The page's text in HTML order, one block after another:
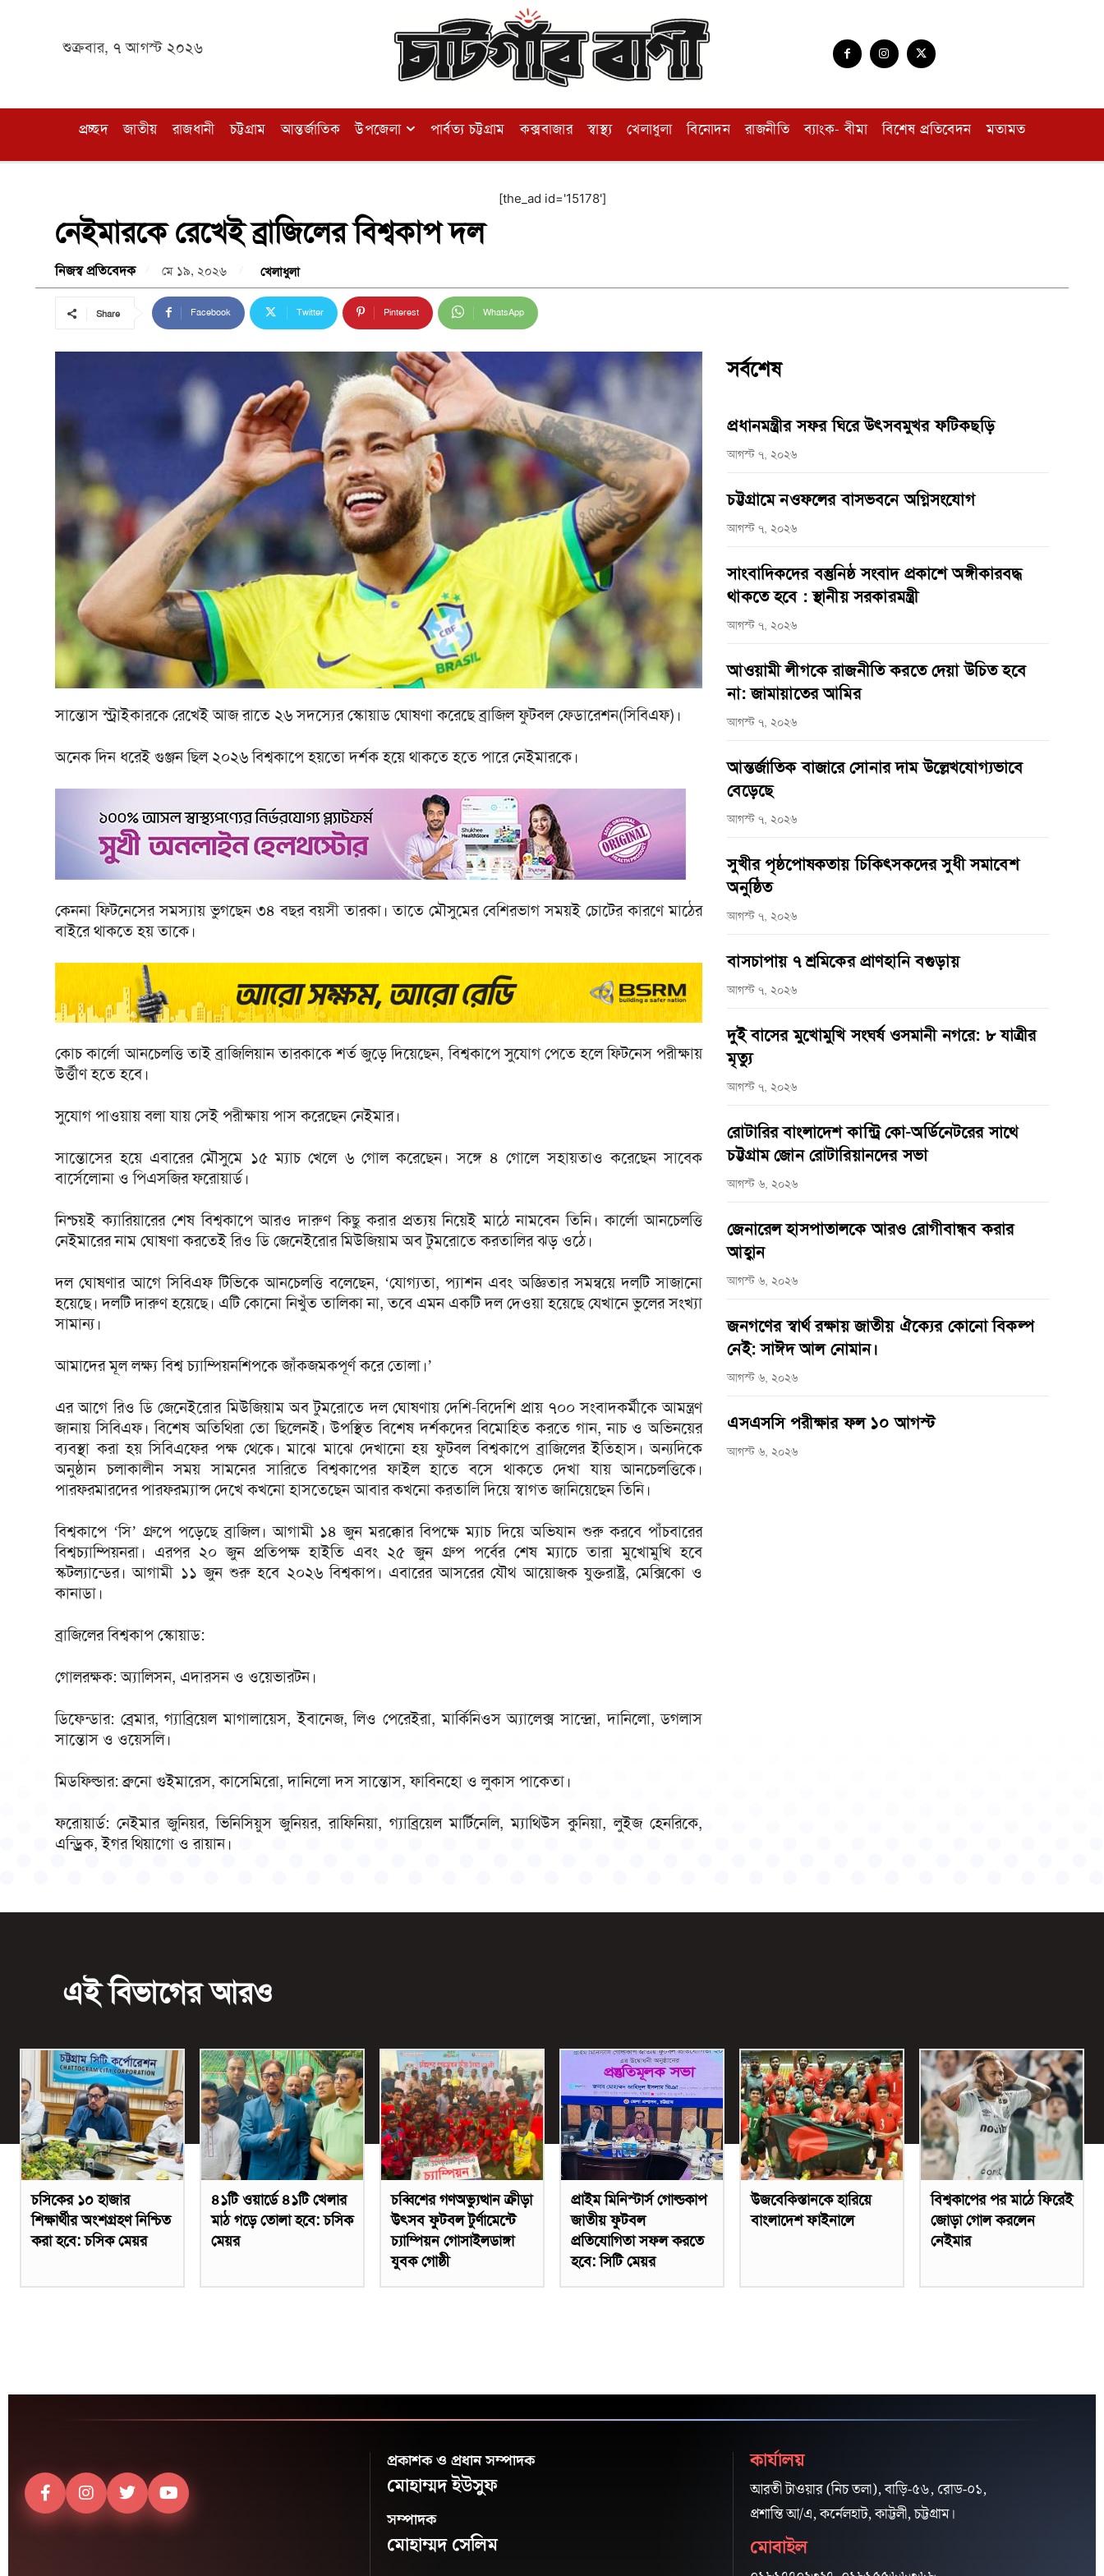
শুক্রবার, ৭ আগস্ট ২০২৬
প্রচ্ছদ জাতীয় রাজধানী চট্টগ্রাম আন্তর্জাতিক উপজেলা পার্বত্য চট্টগ্রাম কক্সবাজার স্বাস্থ্য খেলাধুলা বিনোদন রাজনীতি ব্যাংক- বীমা বিশেষ প্রতিবেদন মতামত
[the_ad id='15178']
নেইমারকে রেখেই ব্রাজিলের বিশ্বকাপ দল
নিজস্ব প্রতিবেদক মে ১৯, ২০২৬ খেলাধুলা
Share Facebook Twitter Pinterest WhatsApp
সান্তোস স্ট্রাইকারকে রেখেই আজ রাতে ২৬ সদস্যের স্কোয়াড ঘোষণা করেছে ব্রাজিল ফুটবল ফেডারেশন(সিবিএফ)।
অনেক দিন ধরেই গুঞ্জন ছিল ২০২৬ বিশ্বকাপে হয়তো দর্শক হয়ে থাকতে হতে পারে নেইমারকে।
কেননা ফিটনেসের সমস্যায় ভুগছেন ৩৪ বছর বয়সী তারকা। তাতে মৌসুমের বেশিরভাগ সময়ই চোটের কারণে মাঠের
বাইরে থাকতে হয় তাকে।
কোচ কার্লো আনচেলত্তি তাই ব্রাজিলিয়ান তারকাকে শর্ত জুড়ে দিয়েছেন, বিশ্বকাপে সুযোগ পেতে হলে ফিটনেস পরীক্ষায়
উর্ত্তীণ হতে হবে।
সুযোগ পাওয়ায় বলা যায় সেই পরীক্ষায় পাস করেছেন নেইমার।
সান্তোসের হয়ে এবারের মৌসুমে ১৫ ম্যাচ খেলে ৬ গোল করেছেন। সঙ্গে ৪ গোলে সহায়তাও করেছেন সাবেক
বার্সেলোনা ও পিএসজির ফরোয়ার্ড।
নিশ্চয়ই ক্যারিয়ারের শেষ বিশ্বকাপে আরও দারুণ কিছু করার প্রত্যয় নিয়েই মাঠে নামবেন তিনি। কার্লো আনচেলত্তি
নেইমারের নাম ঘোষণা করতেই রিও ডি জেনেইরোর মিউজিয়াম অব টুমরোতে করতালির ঝড় ওঠে।
দল ঘোষণার আগে সিবিএফ টিভিকে আনচেলত্তি বলেছেন, ‘যোগ্যতা, প্যাশন এবং অজ্ঞিতার সমন্বয়ে দলটি সাজানো
হয়েছে। দলটি দারুণ হয়েছে। এটি কোনো নিখুঁত তালিকা না, তবে এমন একটি দল দেওয়া হয়েছে যেখানে ভুলের সংখ্যা
সামান্য।
আমাদের মূল লক্ষ্য বিশ্ব চ্যাম্পিয়নশিপকে জাঁকজমকপূর্ণ করে তোলা।’
এর আগে রিও ডি জেনেইরোর মিউজিয়াম অব টুমরোতে দল ঘোষণায় দেশি-বিদেশি প্রায় ৭০০ সংবাদকর্মীকে আমন্ত্রণ
জানায় সিবিএফ। বিশেষ অতিথিরা তো ছিলেনই। উপস্থিত বিশেষ দর্শকদের বিমোহিত করতে গান, নাচ ও অভিনয়ের
ব্যবস্থা করা হয় সিবিএফের পক্ষ থেকে। মাঝে মাঝে দেখানো হয় ফুটবল বিশ্বকাপে ব্রাজিলের ইতিহাস। অন্যদিকে
অনুষ্ঠান চলাকালীন সময় সামনের সারিতে বিশ্বকাপের ফাইল হাতে বসে থাকতে দেখা যায় আনচেলত্তিকে।
পারফরমারদের পারফরম্যান্স দেখে কখনো হাসতেছেন আবার কখনো করতালি দিয়ে স্বাগত জানিয়েছেন তিনি।
বিশ্বকাপে ‘সি’ গ্রুপে পড়েছে ব্রাজিল। আগামী ১৪ জুন মরক্কোর বিপক্ষে ম্যাচ দিয়ে অভিযান শুরু করবে পাঁচবারের
বিশ্বচ্যাম্পিয়নরা। এরপর ২০ জুন প্রতিপক্ষ হাইতি এবং ২৫ জুন গ্রুপ পর্বের শেষ ম্যাচে তারা মুখোমুখি হবে
স্কটল্যান্ডের। আগামী ১১ জুন শুরু হবে ২০২৬ বিশ্বকাপ। এবারের আসরের যৌথ আয়োজক যুক্তরাষ্ট্র, মেক্সিকো ও
কানাডা।
ব্রাজিলের বিশ্বকাপ স্কোয়াড:
গোলরক্ষক: অ্যালিসন, এদারসন ও ওয়েভারটন।
ডিফেন্ডার: ব্রেমার, গ্যাব্রিয়েল মাগালায়েস, ইবানেজ, লিও পেরেইরা, মার্কিনিওস অ্যালেক্স সান্দ্রো, দানিলো, ডগলাস
সান্তোস ও ওয়েসলি।
মিডফিল্ডার: ব্রুনো গুইমারেস, কাসেমিরো, দানিলো দস সান্তোস, ফাবিনহো ও লুকাস পাকেতা।
ফরোয়ার্ড: নেইমার জুনিয়র, ভিনিসিয়ুস জুনিয়র, রাফিনিয়া, গ্যাব্রিয়েল মার্টিনেলি, ম্যাথিউস কুনিয়া, লুইজ হেনরিকে,
এন্ড্রিক, ইগর থিয়াগো ও রায়ান।
সর্বশেষ
প্রধানমন্ত্রীর সফর ঘিরে উৎসবমুখর ফটিকছড়ি
আগস্ট ৭, ২০২৬
চট্টগ্রামে নওফলের বাসভবনে অগ্নিসংযোগ
আগস্ট ৭, ২০২৬
সাংবাদিকদের বস্তুনিষ্ঠ সংবাদ প্রকাশে অঙ্গীকারবদ্ধ
থাকতে হবে : স্থানীয় সরকারমন্ত্রী
আগস্ট ৭, ২০২৬
আওয়ামী লীগকে রাজনীতি করতে দেয়া উচিত হবে
না: জামায়াতের আমির
আগস্ট ৭, ২০২৬
আন্তর্জাতিক বাজারে সোনার দাম উল্লেখযোগ্যভাবে
বেড়েছে
আগস্ট ৭, ২০২৬
সুখীর পৃষ্ঠপোষকতায় চিকিৎসকদের সুধী সমাবেশ
অনুষ্ঠিত
আগস্ট ৭, ২০২৬
বাসচাপায় ৭ শ্রমিকের প্রাণহানি বগুড়ায়
আগস্ট ৭, ২০২৬
দুই বাসের মুখোমুখি সংঘর্ষ ওসমানী নগরে: ৮ যাত্রীর
মৃত্যু
আগস্ট ৭, ২০২৬
রোটারির বাংলাদেশ কান্ট্রি কো-অর্ডিনেটরের সাথে
চট্টগ্রাম জোন রোটারিয়ানদের সভা
আগস্ট ৬, ২০২৬
জেনারেল হাসপাতালকে আরও রোগীবান্ধব করার
আহ্বান
আগস্ট ৬, ২০২৬
জনগণের স্বার্থ রক্ষায় জাতীয় ঐক্যের কোনো বিকল্প
নেই: সাঈদ আল নোমান।
আগস্ট ৬, ২০২৬
এসএসসি পরীক্ষার ফল ১০ আগস্ট
আগস্ট ৬, ২০২৬
এই বিভাগের আরও
চসিকের ১০ হাজার
শিক্ষার্থীর অংশগ্রহণ নিশ্চিত
করা হবে: চসিক মেয়র
৪১টি ওয়ার্ডে ৪১টি খেলার
মাঠ গড়ে তোলা হবে: চসিক
মেয়র
চব্বিশের গণঅভ্যুত্থান ক্রীড়া
উৎসব ফুটবল টুর্ণামেন্টে
চ্যাম্পিয়ন গোসাইলডাঙ্গা
যুবক গোষ্ঠী
প্রাইম মিনিস্টার্স গোল্ডকাপ
জাতীয় ফুটবল
প্রতিযোগিতা সফল করতে
হবে: সিটি মেয়র
উজবেকিস্তানকে হারিয়ে
বাংলাদেশ ফাইনালে
বিশ্বকাপের পর মাঠে ফিরেই
জোড়া গোল করলেন
নেইমার
প্রকাশক ও প্রধান সম্পাদক
মোহাম্মদ ইউসুফ
সম্পাদক
মোহাম্মদ সেলিম
কার্যালয়
আরতী টাওয়ার (নিচ তলা), বাড়ি-৫৬, রোড-০১,
প্রশান্তি আ/এ, কর্নেলহাট, কাট্টলী, চট্টগ্রাম।
মোবাইল